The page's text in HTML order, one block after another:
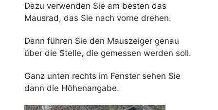
Dazu verwenden Sie am besten das
Mausrad, das Sie nach vorne drehen.
Dann führen Sie den Mauszeiger genau
über die Stelle, die gemessen werden soll.
Ganz unten rechts im Fenster sehen Sie
dann die Höhenangabe.